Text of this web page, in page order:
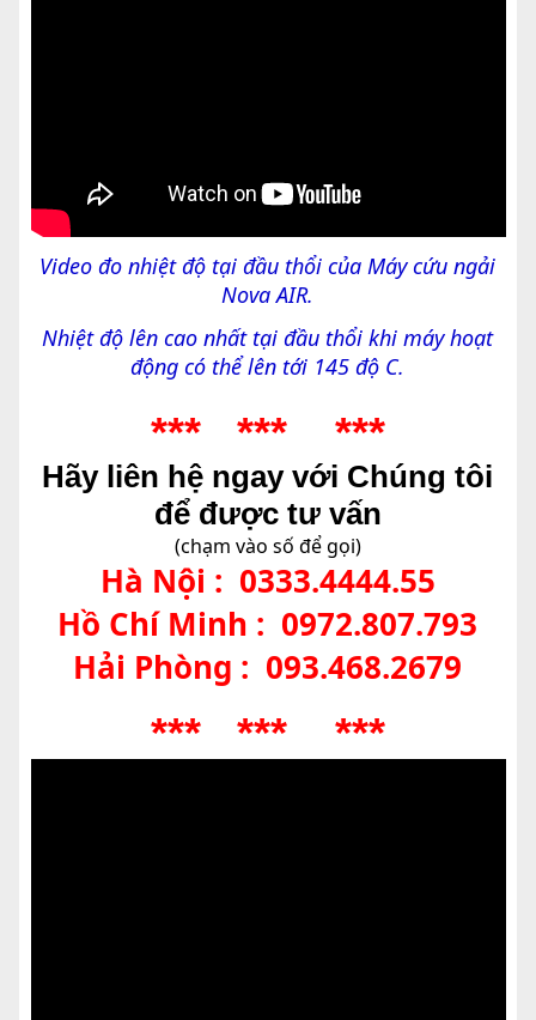
Video đo nhiệt độ tại đầu thổi của Máy cứu ngải
Nova AIR.
Nhiệt độ lên cao nhất tại đầu thổi khi máy hoạt
động có thể lên tới 145 độ C.
*** *** ***
Hãy liên hệ ngay với Chúng tôi
để được tư vấn
(chạm vào số để gọi)
Hà Nội : 0333.4444.55
Hồ Chí Minh : 0972.807.793
Hải Phòng : 093.468.2679
*** *** ***